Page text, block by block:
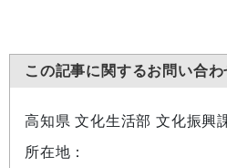
この記事に関するお問い合わ
高知県 文化生活部 文化振興
所在地：